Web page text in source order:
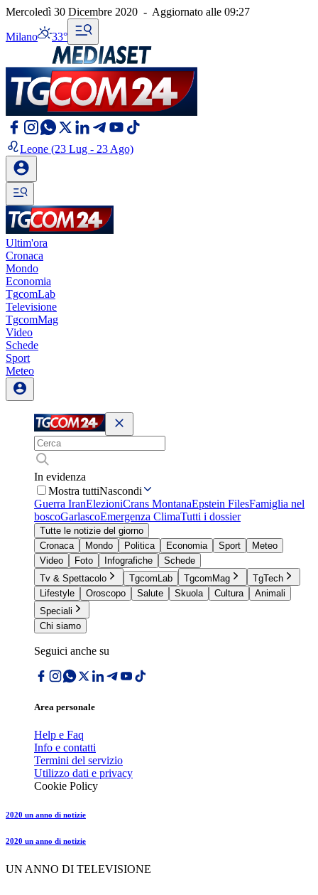
Mercoledì 30 Dicembre 2020 - Aggiornato alle 09:27
Milano 33°
Leone (23 Lug - 23 Ago)
Ultim'ora
Cronaca
Mondo
Economia
TgcomLab
Televisione
TgcomMag
Video
Schede
Sport
Meteo
In evidenza
Mostra tuttiNascondi
Guerra IranElezioniCrans MontanaEpstein FilesFamiglia nel
boscoGarlascoEmergenza ClimaTutti i dossier
Tutte le notizie del giorno
Cronaca
Mondo Politica Economia Sport
Meteo
Video
Foto Infografiche
Schede
Tv & Spettacolo
TgcomLab TgcomMag
TgTech
Lifestyle
Oroscopo Salute Skuola Cultura
Animali
Speciali
Chi siamo
Seguici anche su
Area personale
Help e Faq
Info e contatti
Termini del servizio
Utilizzo dati e privacy
Cookie Policy
2020 un anno di notizie
2020 un anno di notizie
UN ANNO DI TELEVISIONE